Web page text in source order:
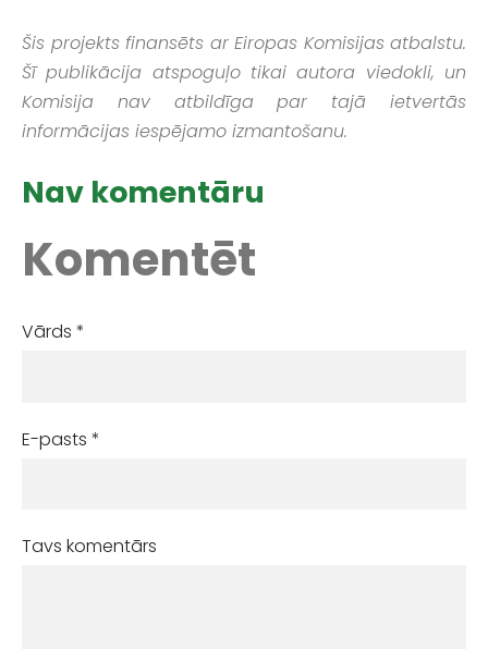
Šis projekts finansēts ar Eiropas Komisijas atbalstu.
Šī publikācija atspoguļo tikai autora viedokli, un
Komisija nav atbildīga par tajā ietvertās
informācijas iespējamo izmantošanu.
Nav komentāru
Komentēt
Vārds *
E-pasts *
Tavs komentārs